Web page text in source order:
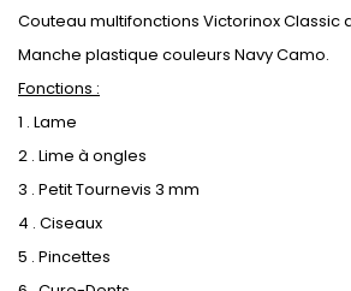
Couteau multifonctions Victorinox Classic
Manche plastique couleurs Navy Camo.
Fonctions :
1 . Lame
2 . Lime à ongles
3 . Petit Tournevis 3 mm
4 . Ciseaux
5 . Pincettes